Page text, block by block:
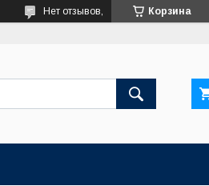
Корзина
Нет отзывов,